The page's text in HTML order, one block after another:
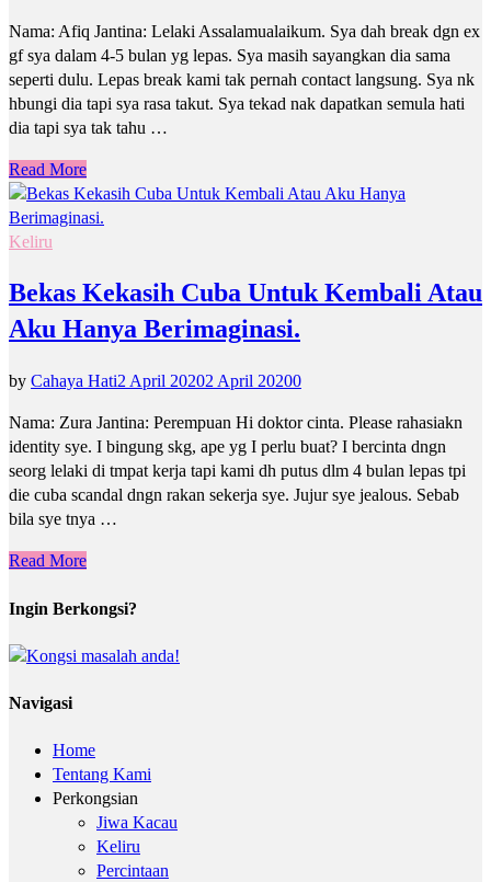
Nama: Afiq Jantina: Lelaki Assalamualaikum. Sya dah break dgn ex
gf sya dalam 4-5 bulan yg lepas. Sya masih sayangkan dia sama
seperti dulu. Lepas break kami tak pernah contact langsung. Sya nk
hbungi dia tapi sya rasa takut. Sya tekad nak dapatkan semula hati
dia tapi sya tak tahu …
Read More
Keliru
Bekas Kekasih Cuba Untuk Kembali Atau
Aku Hanya Berimaginasi.
by Cahaya Hati2 April 20202 April 20200
Nama: Zura Jantina: Perempuan Hi doktor cinta. Please rahasiakn
identity sye. I bingung skg, ape yg I perlu buat? I bercinta dngn
seorg lelaki di tmpat kerja tapi kami dh putus dlm 4 bulan lepas tpi
die cuba scandal dngn rakan sekerja sye. Jujur sye jealous. Sebab
bila sye tnya …
Read More
Ingin Berkongsi?
Navigasi
Home
Tentang Kami
Perkongsian
Jiwa Kacau
Keliru
Percintaan